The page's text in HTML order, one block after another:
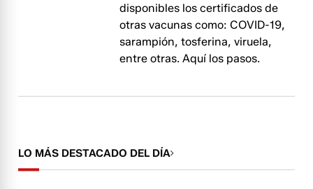
disponibles los certificados de
otras vacunas como: COVID-19,
sarampión, tosferina, viruela,
entre otras. Aquí los pasos.
LO MÁS DESTACADO DEL DÍA